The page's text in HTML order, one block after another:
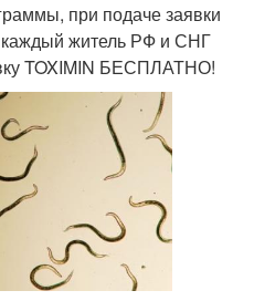
при подаче заявки
каждый житель РФ и СНГ
TOXIMIN БЕСПЛАТНО!